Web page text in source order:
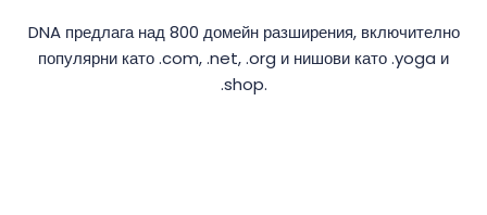
DNA предлага над 800 домейн разширения, включително
популярни като .com, .net, .org и нишови като .yoga и
.shop.